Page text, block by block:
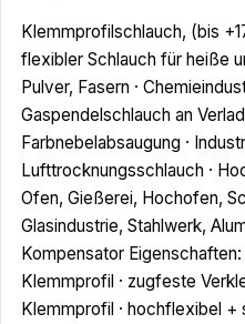
Klemmprofilschlauch, (bis
flexibler Schlauch für heiße
Pulver, Fasern ·
Gaspendelschlauch an
Farbnebelabsaugung ·
Lufttrocknungsschlauch ·
Ofen, Gießerei, Hochofen,
Glasindustrie, Stahlwerk,
Kompensator
Klemmprofil · zugfeste
Klemmprofil · hochflexibel +